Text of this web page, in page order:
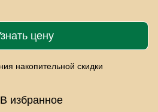
цену
накопительной скидки
В избранное